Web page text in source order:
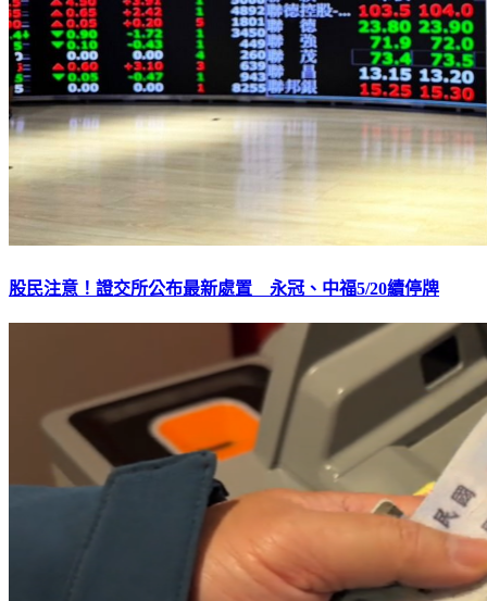
股民注意！證交所公布最新處置 永冠、中福5/20續停牌